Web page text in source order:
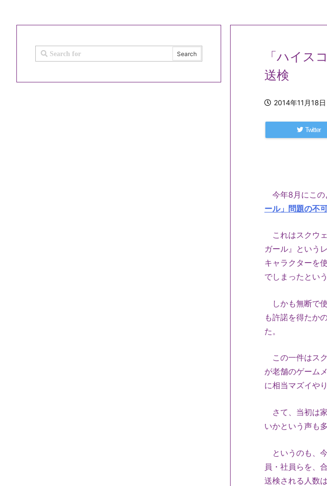
「ハイス
送検
2014年11月18日
Twitter
今年8月にこの
ール」問題の不
これはスクウ
ガール』という
キャラクターを
でしまったという
しかも無断で
も許諾を得たか
た。
この一件はス
が老舗のゲーム
に相当マズイや
さて、当初は
いかという声も
というのも、
員・社員らを、
送検される人数